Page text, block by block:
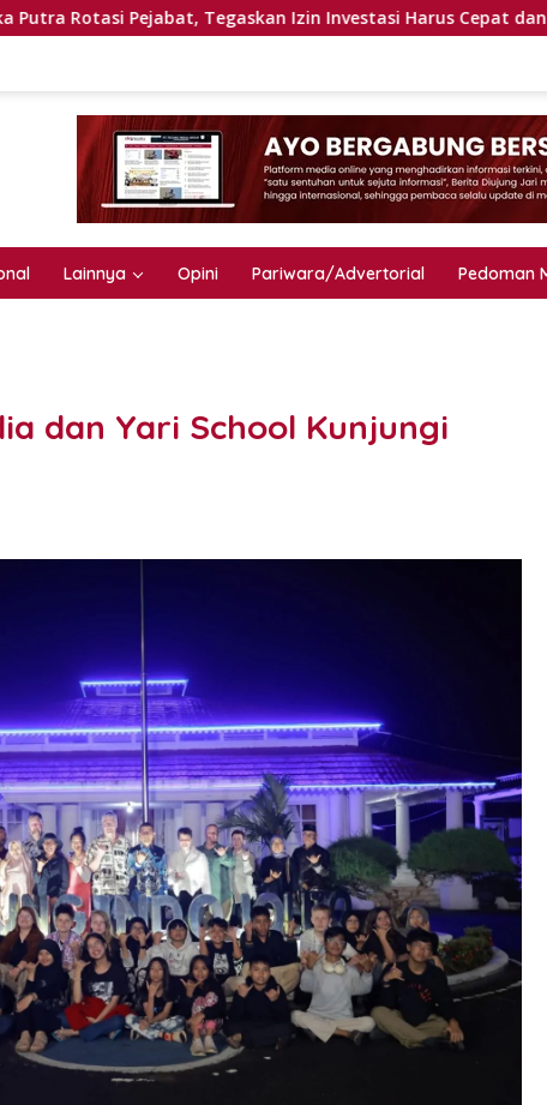
Pejabat, Tegaskan Izin Investasi Harus Cepat dan Mudah
Lainnya Opini Pariwara/Advertorial Pedoman
dan Yari School Kunjungi